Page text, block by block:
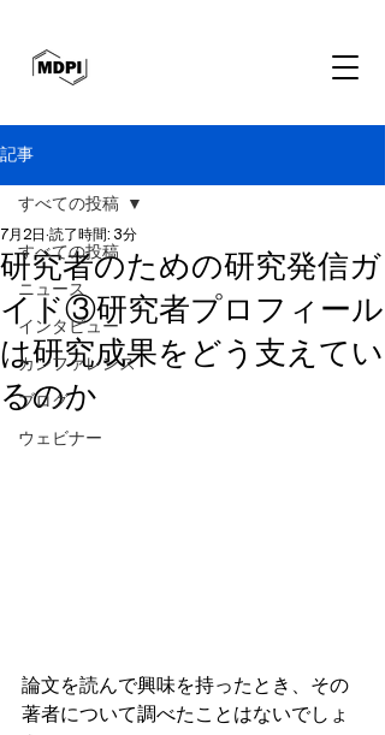
記事
すべての投稿
ニュース
インタビュー
カンファレンス
ブログ
ウェビナー
すべての投稿
研究者のための研究発信ガ
イド③研究者プロフィール
は研究成果をどう支えてい
るのか
7月2日 読了時間: 3分
論文を読んで興味を持ったとき、その
著者について調べたことはないでしょ